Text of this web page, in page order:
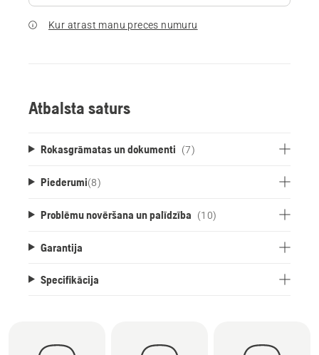
Kur atrast manu preces numuru
Atbalsta saturs
Rokasgrāmatas un dokumenti (7)
Piederumi(8)
Problēmu novēršana un palīdzība (10)
Garantija
Specifikācija